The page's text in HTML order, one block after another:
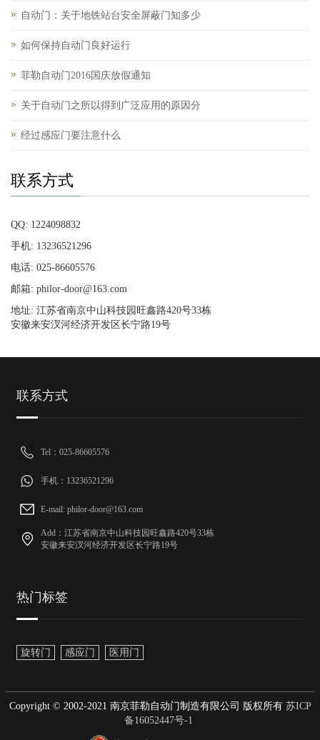
自动门：关于地铁站台安全屏蔽门知多少
如何保持自动门良好运行
菲勒自动门2016国庆放假通知
关于自动门之所以得到广泛应用的原因分
经过感应门要注意什么
联系方式
QQ: 1224098832
手机: 13236521296
电话: 025-86605576
邮箱: philor-door@163.com
地址: 江苏省南京中山科技园旺鑫路420号33栋
安徽来安汊河经济开发区长宁路19号
联系方式
Tel：025-86605576
手机：13236521296
E-mail: philor-door@163.com
Add：江苏省南京中山科技园旺鑫路420号33栋
安徽来安汊河经济开发区长宁路19号
热门标签
旋转门 感应门 医用门
Copyright © 2002-2021 南京菲勒自动门制造有限公司 版权所有苏ICP
备16052447号-1